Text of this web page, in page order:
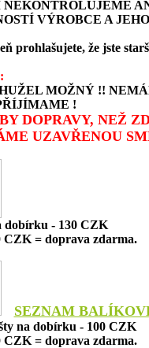
VÝROBCE A
prohlašujete, že jste
MOŽNÝ !!
!
DOPRAVY, NEŽ
UZAVŘENOU
dobírku - 130 CZK
CZK = doprava zdarma.
SEZNAM
na dobírku - 100 CZK
CZK = doprava zdarma.